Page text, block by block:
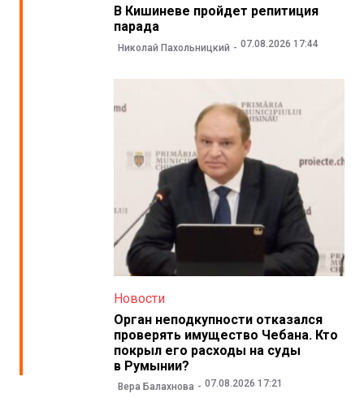
В Кишиневе пройдет репитиция
парада
Николай Пахольницкий 07.08.2026 17:44
Новости
Орган неподкупности отказался
проверять имущество Чебана. Кто
покрыл его расходы на суды
в Румынии?
Вера Балахнова 07.08.2026 17:21